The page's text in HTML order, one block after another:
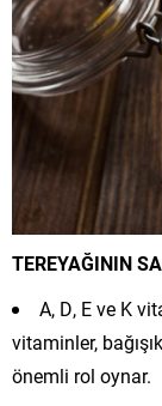
TEREYAĞININ
A, D, E ve K
vitaminler,
önemli rol oynar.